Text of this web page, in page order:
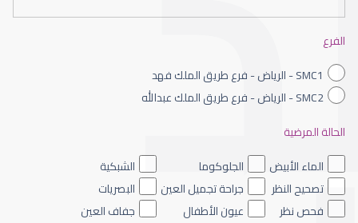
العدسات اللاصقة الصلبة
العدسات اللاصقة الطبية اليومية
الفرع
SMC1 - الرياض - فرع طريق الملك فهد
SMC2 - الرياض - فرع طريق الملك عبدالله
الحالة المرضية
الماء الأبيض
الجلوكوما
الشبكية
تصحيح النظر
جراحة تجميل العين
البصريات
فحص نظر
عيون الأطفال جفاف العين